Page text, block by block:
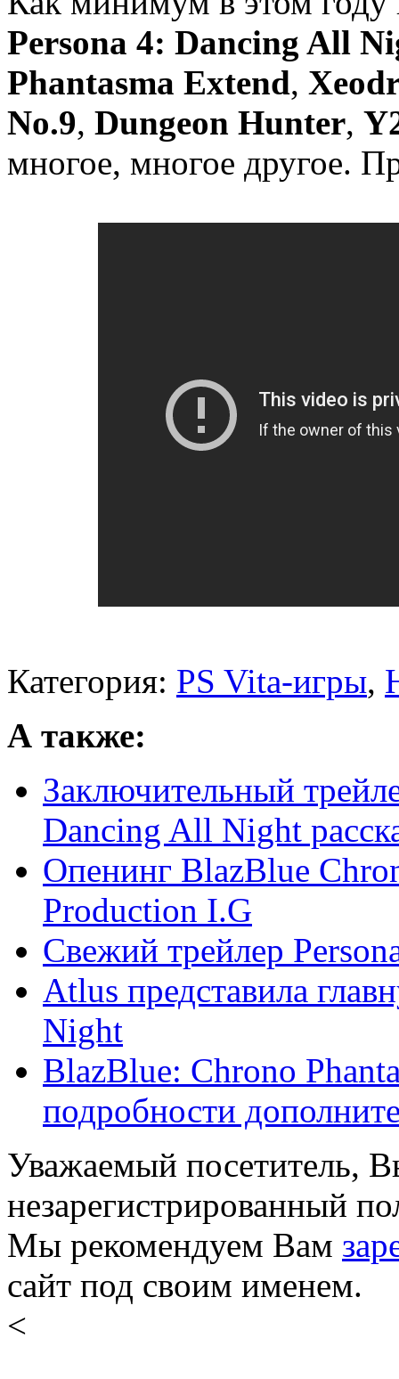
Persona 4: Dancing All
Phantasma Extend,
No.9, Dungeon Hunter,
многое, многое другое.
Категория: PS Vita-игры,
А также:
Заключительный
Dancing All Night
Опенинг BlazBlue
Production I.G
Свежий трейлер
Atlus представила
Night
BlazBlue: Chrono
подробности
Уважаемый посетитель,
незарегистрированный
Мы рекомендуем Вам
сайт под своим именем.
<